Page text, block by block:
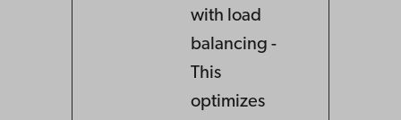
with load
balancing -
This
optimizes